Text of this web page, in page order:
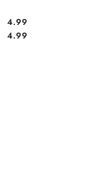
Cena:
4.99
Cena:
4.99